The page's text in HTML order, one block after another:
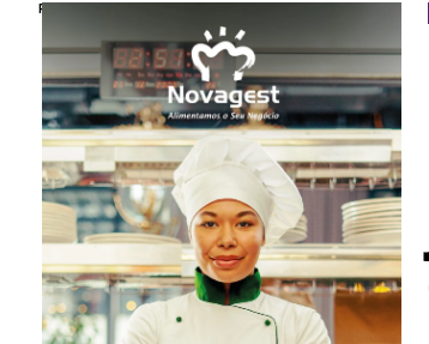
Publicidade